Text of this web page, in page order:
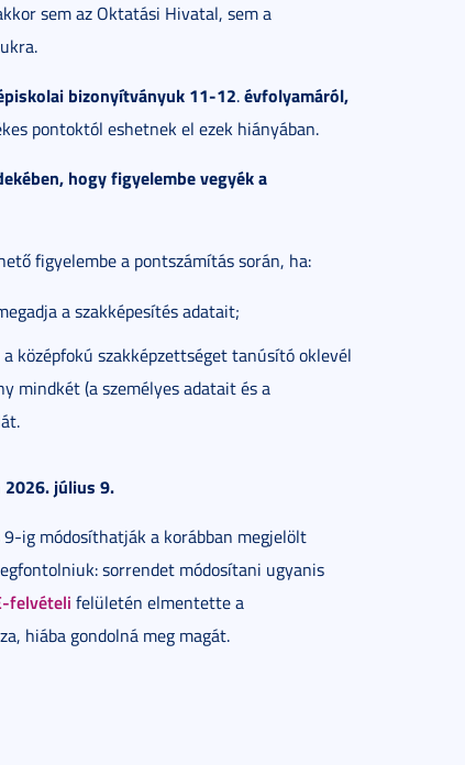
sem az Oktatási Hivatal, sem a
bizonyítványuk 11-12.évfolyamáról,
pontoktól eshetnek el ezek hiányában.
hogy figyelembe vegyék a
figyelembe a pontszámítás során, ha:
a szakképesítés adatait;
középfokú szakképzettséget tanúsító oklevél
mindkét (a személyes adatait és a
2026. július 9.
ig módosíthatják a korábban megjelölt
sorrendet módosítani ugyanis
felvételi felületén elmentette a
hiába gondolná meg magát.